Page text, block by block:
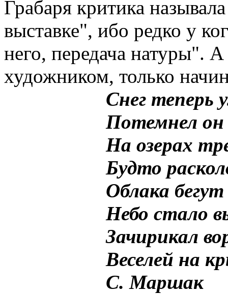
Грабаря критика
выставке", ибо редко у
него, передача натуры".
художником, только
Снег теперь
Потемнел он
На озерах
Будто
Облака
Небо стало
Зачирикал
Веселей на
С. Маршак